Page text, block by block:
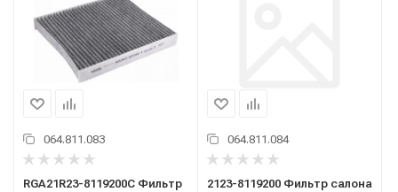
064.811.083
RGA21R23-8119200C Фильтр
064.811.084
2123-8119200 Фильтр салона